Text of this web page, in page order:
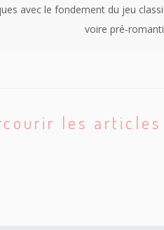
avec le fondement du jeu
voire pré-
les articles